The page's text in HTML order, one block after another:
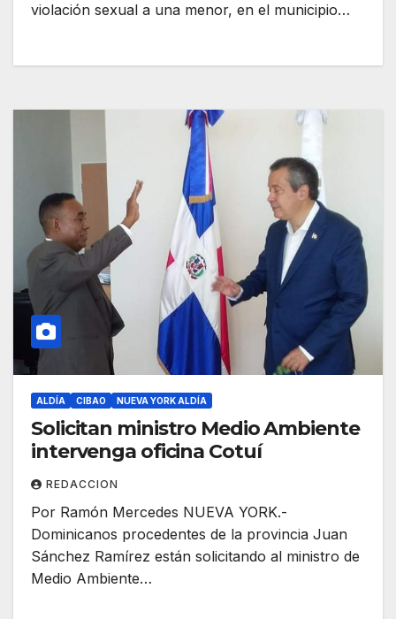
violación sexual a una menor, en el municipio…
ALDÍA CIBAO NUEVA YORK ALDÍA
Solicitan ministro Medio Ambiente
intervenga oficina Cotuí
REDACCION
Por Ramón Mercedes NUEVA YORK.-
Dominicanos procedentes de la provincia Juan
Sánchez Ramírez están solicitando al ministro de
Medio Ambiente…